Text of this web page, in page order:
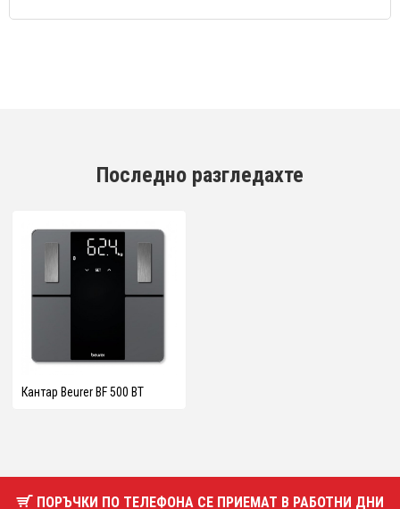
Последно разгледахте
Кантар Beurer BF 500 BT
ПОРЪЧКИ ПО ТЕЛЕФОНА СЕ ПРИЕМАТ В РАБОТНИ ДНИ